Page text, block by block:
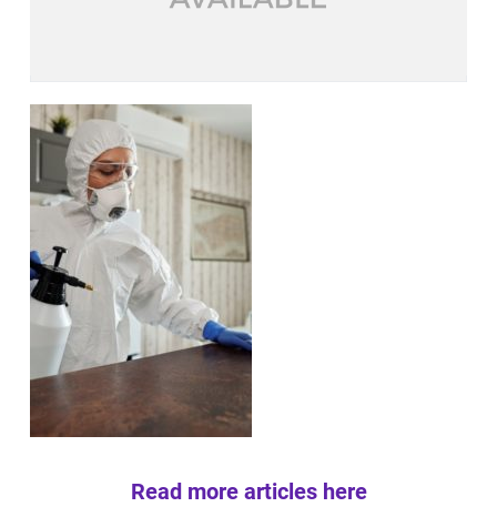
Read more articles here